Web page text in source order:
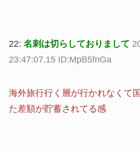
22: 名刺は切らしておりまして
23:47:07.15 ID:MpB5fnGa
海外旅行行く層が行かれなくて
た差額が貯蓄されてる感